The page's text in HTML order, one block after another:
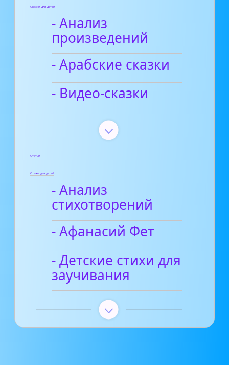
Сказки для детей
- Анализ
произведений
- Арабские сказки
- Видео-сказки
Статьи
Стихи для детей
- Анализ
стихотворений
- Афанасий Фет
- Детские стихи для
заучивания